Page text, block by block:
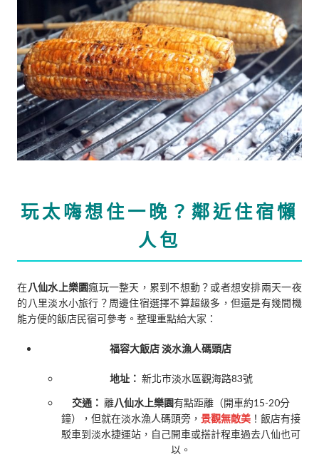
玩太嗨想住一晚？鄰近住宿懶
人包
在八仙水上樂園瘋玩一整天，累到不想動？或者想安排兩天一夜
的八里淡水小旅行？周邊住宿選擇不算超級多，但還是有幾間機
能方便的飯店民宿可參考。整理重點給大家：
福容大飯店 淡水漁人碼頭店
地址： 新北市淡水區觀海路83號
交通： 離八仙水上樂園有點距離（開車約15-20分
鐘），但就在淡水漁人碼頭旁， 景觀無敵美 ！飯店有接
駁車到淡水捷運站，自己開車或搭計程車過去八仙也可
以。